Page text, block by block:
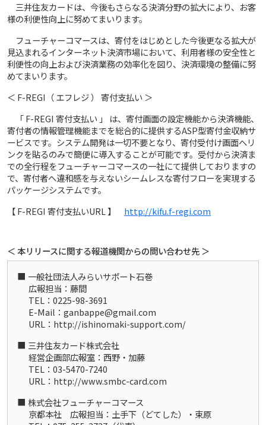
三井住友カードは、今後もさらなる決済分野の拡大により、お客
様の利便性向上に努めてまいります。
フューチャーコマースは、寄付をはじめとした今後更なる拡大が
見込まれるインターネット決済市場において、利用者様の安全性と
利便性の向上および決済業務の効率化を図り、決済環境の整備に努
めてまいります。
＜ F-REGI（ エフレジ ） 寄付支払い ＞
「 F-REGI 寄付支払い 」 は、寄付画面の設定機能から決済機能、
寄付者の情報管理機能までを総合的に提供するASP型寄付金収納サ
ービスです。システム開発は一切不要となり、寄付受付け画面へリ
ンクを貼るのみで簡便に導入することが可能です。受付から決済ま
での全行程をフューチャーコマースの一社にて提供しておりますの
で、寄付者へ違和感を与えないシームレスな寄付フローを実現する
パッケージシステムです。
【 F-REGI 寄付支払いURL 】 http://kifu.f-regi.com
＜ 本リリースに関する報道機関からの問い合わせ先 ＞
一般社団法人みらいサポート石巻
広報担当：藤間
TEL：0225-98-3691
E-Mail：ganbappe@gmail.com
URL：http://ishinomaki-support.com/
三井住友カード株式会社
経営企画部広報室：西野・加藤
TEL：03-5470-7240
URL：http://www.smbc-card.com
株式会社フューチャーコマース
京都本社 広報担当：土手下（どてした）・束原